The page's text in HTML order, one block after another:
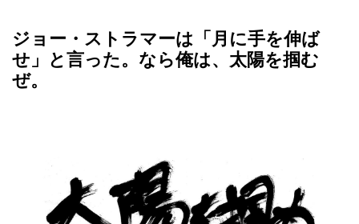
ジョー・ストラマーは「月に手を伸ば
せ」と言った。なら俺は、太陽を掴む
ぜ。